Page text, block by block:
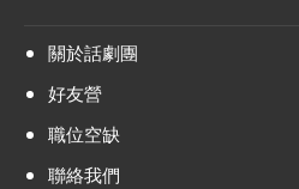
關於話劇團
好友營
職位空缺
聯絡我們